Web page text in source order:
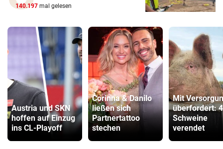
140.197 mal gelesen
Austria und SKN
hoffen auf Einzug
ins CL-Playoff
Corinna & Danilo
ließen sich
Partnertattoo
stechen
Mit
überfordert:
Schweine
verendet